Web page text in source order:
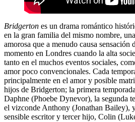
Bridgerton es un drama romántico
en la gran familia del mismo nombre,
amorosa que a menudo causa sensación
momento en Londres cuando la alta
tanto en el muchos eventos sociales,
amor poco convencionales. Cada
principalmente en el amor y posible
hijos de Bridgerton; la primera
Daphne (Phoebe Dynevor), la segunda
el vizconde Anthony (Jonathan Bailey),
sensible escritor y tercer hijo, Colin